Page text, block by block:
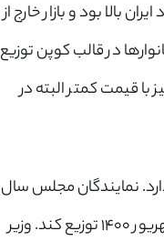
بود و بازار خارج از
در قالب کوپن توزیع
قیمت کمتر البته در
نمایندگان مجلس سال
گذشته در مصاحبه‌های خود تاکید داشتند دولت قرار است کالابرگ را با قیمت اقلام در شهریور ۱۴۰۰ توزیع کند. وزیر